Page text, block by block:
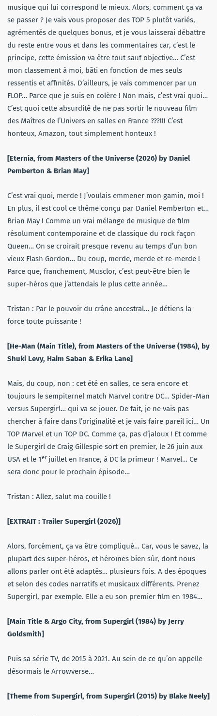
musique qui lui correspond le mieux. Alors, comment ça va
se passer ? Je vais vous proposer des TOP 5 plutôt variés,
agrémentés de quelques bonus, et je vous laisserai débattre
du reste entre vous et dans les commentaires car, c’est le
principe, cette émission va être tout sauf objective… C’est
mon classement à moi, bâti en fonction de mes seuls
ressentis et affinités. D’ailleurs, je vais commencer par un
FLOP… Parce que je suis en colère ! Non mais, c’est vrai quoi…
C’est quoi cette absurdité de ne pas sortir le nouveau film
des Maîtres de l’Univers en salles en France ???!!! C’est
honteux, Amazon, tout simplement honteux !
[Eternia, from Masters of the Universe (2026) by Daniel
Pemberton & Brian May]
C’est vrai quoi, merde ! J’voulais emmener mon gamin, moi !
En plus, il est cool ce thème conçu par Daniel Pemberton et…
Brian May ! Comme un vrai mélange de musique de film
résolument contemporaine et de classique du rock façon
Queen… On se croirait presque revenu au temps d’un bon
vieux Flash Gordon… Du coup, merde, merde et re-merde !
Parce que, franchement, Musclor, c’est peut-être bien le
super-héros que j’attendais le plus cette année…
Tristan : Par le pouvoir du crâne ancestral… Je détiens la
force toute puissante !
[He-Man (Main Title), from Masters of the Universe (1984), by
Shuki Levy, Haim Saban & Erika Lane]
Mais, du coup, non : cet été en salles, ce sera encore et
toujours le sempiternel match Marvel contre DC… Spider-Man
versus Supergirl… qui va se jouer. De fait, je ne vais pas
chercher à faire dans l’originalité et je vais faire pareil ici… Un
TOP Marvel et un TOP DC. Comme ça, pas d’jaloux ! Et comme
le Supergirl de Craig Gillespie sort en premier, le 26 juin aux
USA et le 1erjuillet en France, à DC la primeur ! Marvel… Ce
sera donc pour le prochain épisode…
Tristan : Allez, salut ma couille !
[EXTRAIT : Trailer Supergirl (2026)]
Alors, forcément, ça va être compliqué… Car, vous le savez, la
plupart des super-héros, et héroïnes bien sûr, dont nous
allons parler ont été adaptés… plusieurs fois. A des époques
et selon des codes narratifs et musicaux différents. Prenez
Supergirl, par exemple. Elle a eu son premier film en 1984…
[Main Title & Argo City, from Supergirl (1984) by Jerry
Goldsmith]
Puis sa série TV, de 2015 à 2021. Au sein de ce qu’on appelle
désormais le Arrowverse…
[Theme from Supergirl, from Supergirl (2015) by Blake Neely]